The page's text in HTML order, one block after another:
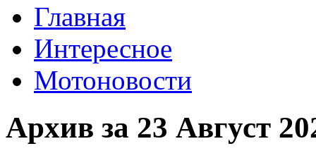
Главная
Интересное
Мотоновости
Архив за 23 Август